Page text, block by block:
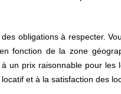
obligations à respecter.
fonction de la zone
un prix raisonnable pour les
et à la satisfaction des